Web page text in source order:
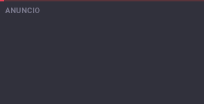
ANUNCIO